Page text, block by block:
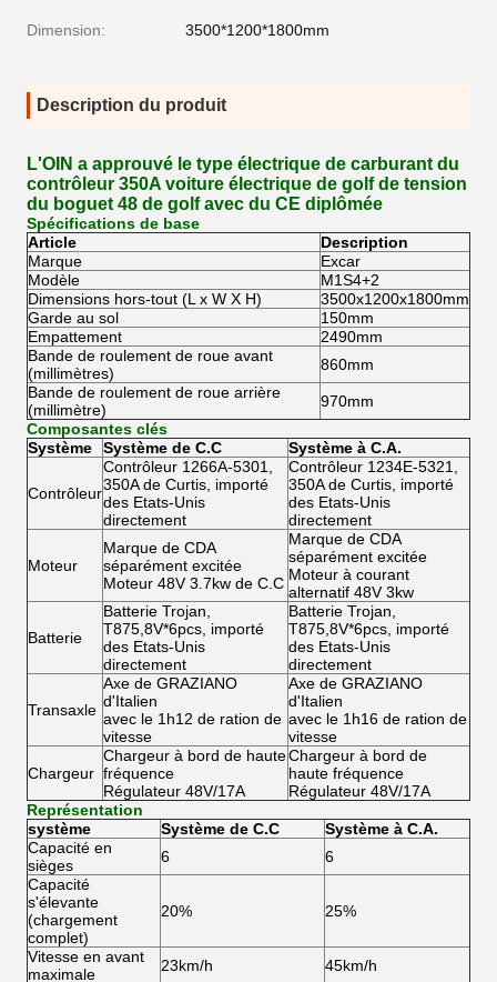
Dimension: 3500*1200*1800mm
Description du produit
L'OIN a approuvé le type électrique de carburant du
contrôleur 350A voiture électrique de golf de tension
du boguet 48 de golf avec du CE diplômée
Spécifications de base
Article
Description
Marque
Excar
Modèle
M1S4+2
Dimensions hors-tout (L x W X H)
3500x1200x1800mm
Garde au sol
150mm
Empattement
2490mm
Bande de roulement de roue avant
(millimètres)
860mm
Bande de roulement de roue arrière
(millimètre)
970mm
Composantes clés
Système
Système de C.C Système à C.A.
Contrôleur
Contrôleur 1266A-5301,
350A de Curtis, importé
des Etats-Unis
directement
Contrôleur 1234E-5321,
350A de Curtis, importé
des Etats-Unis
directement
Moteur
Marque de CDA
séparément excitée
Moteur 48V 3.7kw de C.C
Marque de CDA
séparément excitée
Moteur à courant
alternatif 48V 3kw
Batterie
Batterie Trojan,
T875,8V*6pcs, importé
des Etats-Unis
directement
Batterie Trojan,
T875,8V*6pcs, importé
des Etats-Unis
directement
Transaxle
Axe de GRAZIANO
d'Italien
avec le 1h12 de ration de
vitesse
Axe de GRAZIANO
d'Italien
avec le 1h16 de ration de
vitesse
Chargeur
Chargeur à bord de haute
fréquence
Régulateur 48V/17A
Chargeur à bord de
haute fréquence
Régulateur 48V/17A
Représentation
système
Système de C.C
Système à C.A.
Capacité en
sièges
6
6
Capacité
s'élevante
(chargement
complet)
20% 25%
Vitesse en avant
maximale
23km/h 45km/h